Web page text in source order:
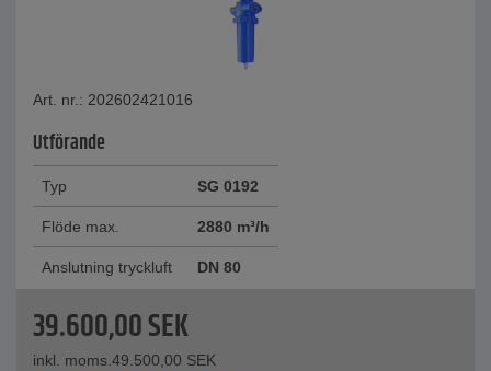
Art. nr.: 202602421016
Utförande
Typ SG 0192
Flöde max. 2880 m³/h
Anslutning tryckluft DN 80
39.600,00SEK
inkl. moms.49.500,00 SEK